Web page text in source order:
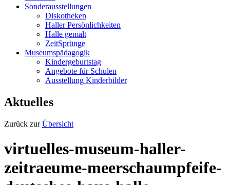
Sonderausstellungen
Diskotheken
Haller Persönlichkeiten
Halle gemalt
ZeitSprünge
Museumspädagogik
Kindergeburtstag
Angebote für Schulen
Ausstellung Kinderbilder
Aktuelles
Zurück zurÜbersicht
virtuelles-museum-haller-
zeitraeume-meerschaumpfeife-